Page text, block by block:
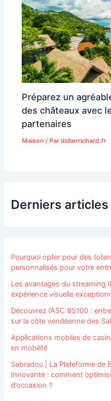
Préparez un
des châteaux avec
partenaires
Maison / Pardidierrichard.fr
Derniers articles
Pourquoi opter pour des
personnalisés pour votre
Les avantages du streaming
expérience visuelle
Découvrez l’ASC 85100 :
sur la côte vendéenne des
Applications mobiles de
en mobilité
Sabradou | La Plateforme de
Innovante : comment
d’occasion ?